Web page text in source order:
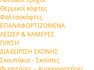
Θερμικοί κόφτες
Φαλτσοκόφτες
ΕΠΑΝΑΦΟΡΤΙΖΟΜΕΝΑ
ΛΕΪΖΕΡ & ΚΑΜΕΡΕΣ
ΠΛΥΣΗ
ΔΙΑΧΕΙΡΙΣΗ ΣΚΟΝΗΣ
Σκουπάκια – Σκούπες